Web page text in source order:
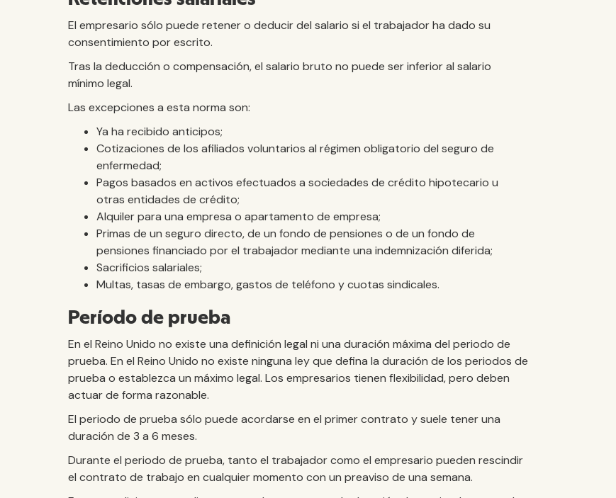
El empresario sólo puede retener o deducir del salario si el trabajador ha dado su
consentimiento por escrito.
Tras la deducción o compensación, el salario bruto no puede ser inferior al salario
mínimo legal.
Las excepciones a esta norma son:
Ya ha recibido anticipos;
Cotizaciones de los afiliados voluntarios al régimen obligatorio del seguro de
enfermedad;
Pagos basados en activos efectuados a sociedades de crédito hipotecario u
otras entidades de crédito;
Alquiler para una empresa o apartamento de empresa;
Primas de un seguro directo, de un fondo de pensiones o de un fondo de
pensiones financiado por el trabajador mediante una indemnización diferida;
Sacrificios salariales;
Multas, tasas de embargo, gastos de teléfono y cuotas sindicales.
Período de prueba
En el Reino Unido no existe una definición legal ni una duración máxima del periodo de
prueba. En el Reino Unido no existe ninguna ley que defina la duración de los periodos de
prueba o establezca un máximo legal. Los empresarios tienen flexibilidad, pero deben
actuar de forma razonable.
El periodo de prueba sólo puede acordarse en el primer contrato y suele tener una
duración de 3 a 6 meses.
Durante el periodo de prueba, tanto el trabajador como el empresario pueden rescindir
el contrato de trabajo en cualquier momento con un preaviso de una semana.